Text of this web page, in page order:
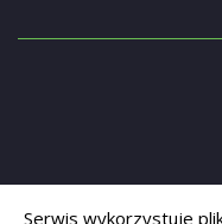
Serwis wykorzystuje